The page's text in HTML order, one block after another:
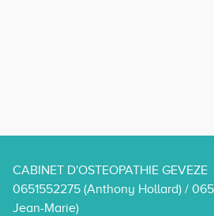
CABINET D'OSTEOPATHIE GEVEZE
0651552275 (Anthony Hollard) /
Jean-Marie)